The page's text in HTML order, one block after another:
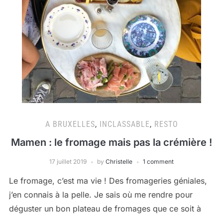
A BRUXELLES, INCLASSABLE, RESTO
Mamen : le fromage mais pas la crémière !
17 juillet 2019 by Christelle 1 comment
Le fromage, c’est ma vie ! Des fromageries géniales,
j’en connais à la pelle. Je sais où me rendre pour
déguster un bon plateau de fromages que ce soit à